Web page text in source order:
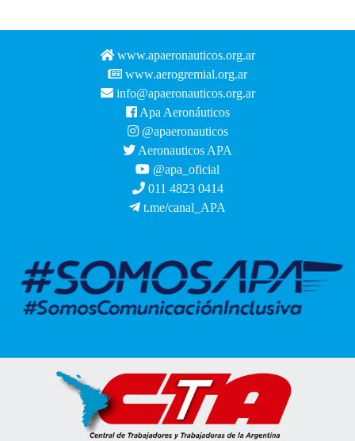
www.apaeronauticos.org.ar
www.aerogremial.org.ar
info@apaeronauticos.org.ar
Apa Aeronáuticos
@apaeronauticos
Aeronauticos APA
@apa_oficial
011 4823 0414
t.me/canal_APA